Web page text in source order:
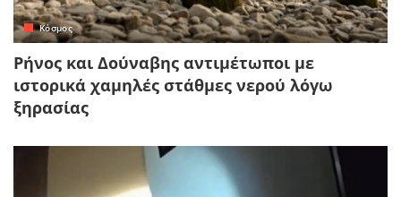
Κόσμος
Ρήνος και Δούναβης αντιμέτωποι με
ιστορικά χαμηλές στάθμες νερού λόγω
ξηρασίας